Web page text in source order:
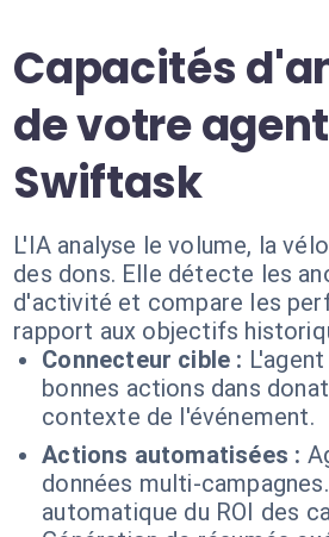
Capacités
de votre agent
Swiftask
L'IA analyse le volume, la
des dons. Elle détecte les
d'activité et compare les
rapport aux objectifs
Connecteur cible :
bonnes actions dans
contexte de l'événement.
Actions automatisées :
données multi-
automatique du ROI des